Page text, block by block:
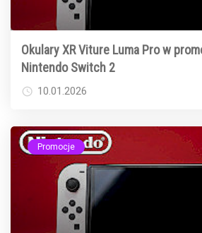
Okulary XR Viture Luma Pro w
Nintendo Switch 2
10.01.2026
Promocje